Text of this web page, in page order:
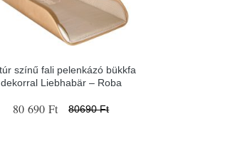
színű fali pelenkázó bükkfa
dekorral Liebhabär – Roba
80 690 Ft 80690 Ft